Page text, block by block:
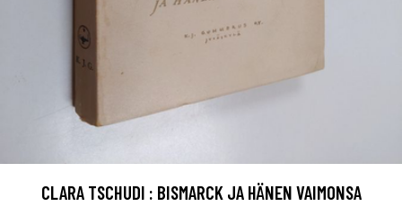
CLARA TSCHUDI : BISMARCK JA HÄNEN VAIMONSA